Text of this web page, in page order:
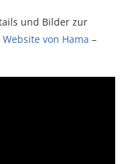
und Bilder zur
von Hama –